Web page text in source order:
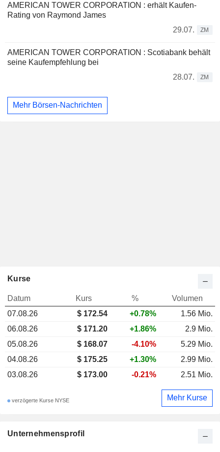
AMERICAN TOWER CORPORATION : erhält Kaufen-
Rating von Raymond James
29.07.
ZM
AMERICAN TOWER CORPORATION : Scotiabank behält
seine Kaufempfehlung bei
28.07.
ZM
Mehr Börsen-Nachrichten
Unternehmensprofil
Kurse
Datum Kurs %
Volumen
07.08.26
$ 172.54 +0.78%
1.56 Mio.
06.08.26
$ 171.20 +1.86%
2.9 Mio.
05.08.26
$ 168.07 -4.10%
5.29 Mio.
04.08.26
$ 175.25 +1.30%
2.99 Mio.
03.08.26
$ 173.00 -0.21% 2.51 Mio.
verzögerte Kurse NYSE Mehr Kurse